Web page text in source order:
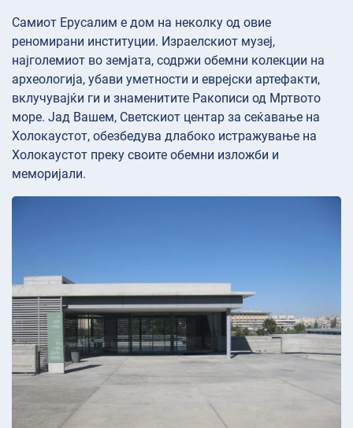
Самиот Ерусалим е дом на неколку од овие
реномирани институции. Израелскиот музеј,
најголемиот во земјата, содржи обемни колекции на
археологија, убави уметности и еврејски артефакти,
вклучувајќи ги и знаменитите Ракописи од Мртвото
море. Јад Вашем, Светскиот центар за сеќавање на
Холокаустот, обезбедува длабоко истражување на
Холокаустот преку своите обемни изложби и
меморијали.